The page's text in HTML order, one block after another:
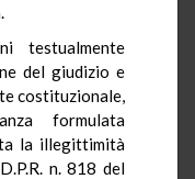
testualmente
del giudizio e
costituzionale,
formulata
la illegittimità
n. 818 del